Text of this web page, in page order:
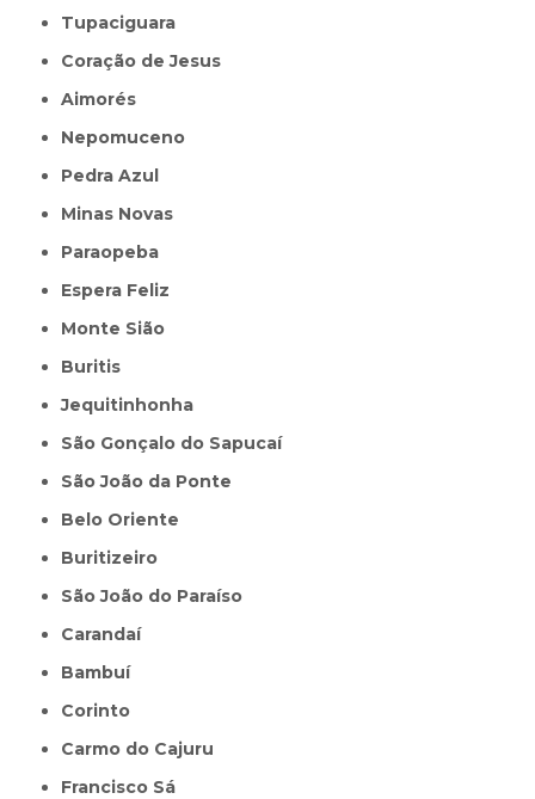
Tupaciguara
Coração de Jesus
Aimorés
Nepomuceno
Pedra Azul
Minas Novas
Paraopeba
Espera Feliz
Monte Sião
Buritis
Jequitinhonha
São Gonçalo do Sapucaí
São João da Ponte
Belo Oriente
Buritizeiro
São João do Paraíso
Carandaí
Bambuí
Corinto
Carmo do Cajuru
Francisco Sá